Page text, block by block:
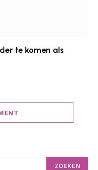
te komen als